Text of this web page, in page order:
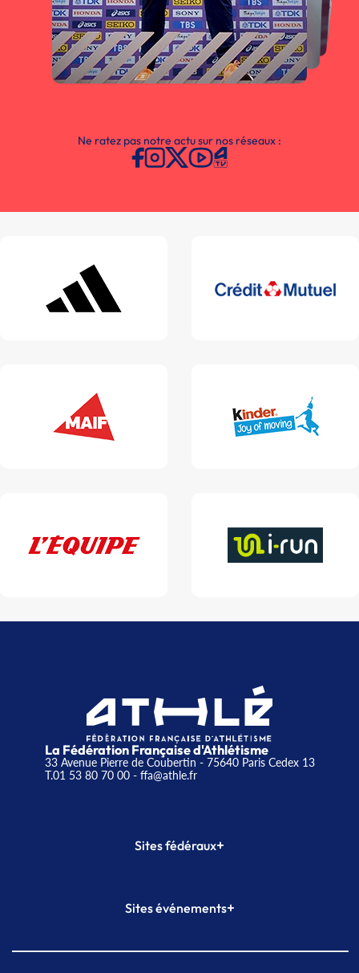
Ne ratez pas notre actu sur nos réseaux :
La Fédération Française d'Athlétisme
33 Avenue Pierre de Coubertin - 75640 Paris Cedex 13
T.01 53 80 70 00- ffa@athle.fr
Sites fédéraux+
Plateforme Formation
Sites événements+
Meeting de Paris indoor